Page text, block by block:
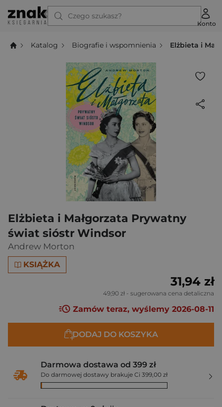
Czego szukasz?
Konto
Katalog Biografie i wspomnienia Elżbieta i
Elżbieta i Małgorzata Prywatny
świat sióstr Windsor
Andrew Morton
KSIĄŻKA
31,94 zł
49,90 zł - sugerowana cena detaliczna
Zamów teraz, wyślemy 2026-08-11
DODAJ DO KOSZYKA
Darmowa dostawa od 399 zł
Do darmowej dostawy brakuje Ci 399,00 zł